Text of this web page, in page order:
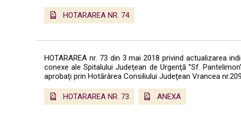
HOTARAREA NR. 74
HOTARAREA nr. 73 din 3 mai 2018 privind actualizarea
conexe ale Spitalului Judeţean de Urgenţă ”Sf.
aprobaţi prin Hotărârea Consiliului Judeţean Vrancea
HOTARAREA NR. 73 ANEXA